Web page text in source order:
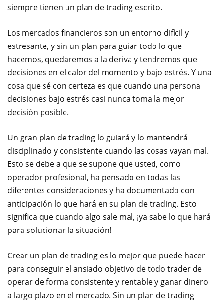
siempre tienen un plan de trading escrito.
Los mercados financieros son un entorno difícil y
estresante, y sin un plan para guiar todo lo que
hacemos, quedaremos a la deriva y tendremos que
decisiones en el calor del momento y bajo estrés. Y una
cosa que sé con certeza es que cuando una persona
decisiones bajo estrés casi nunca toma la mejor
decisión posible.
Un gran plan de trading lo guiará y lo mantendrá
disciplinado y consistente cuando las cosas vayan mal.
Esto se debe a que se supone que usted, como
operador profesional, ha pensado en todas las
diferentes consideraciones y ha documentado con
anticipación lo que hará en su plan de trading. Esto
significa que cuando algo sale mal, ¡ya sabe lo que hará
para solucionar la situación!
Crear un plan de trading es lo mejor que puede hacer
para conseguir el ansiado objetivo de todo trader de
operar de forma consistente y rentable y ganar dinero
a largo plazo en el mercado. Sin un plan de trading